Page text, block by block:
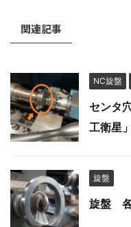
関連記事
NC旋盤
センタ
工衛星」
旋盤
旋盤 各